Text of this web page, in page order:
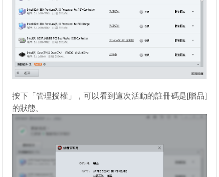
按下「管理授權」，可以看到這次活動的註冊碼是[贈品]
的狀態。